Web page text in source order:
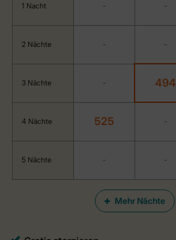
Mehr Nächte
1 Nacht - -
2 Nächte - -
3 Nächte - 494
4 Nächte 525 -
5 Nächte - -